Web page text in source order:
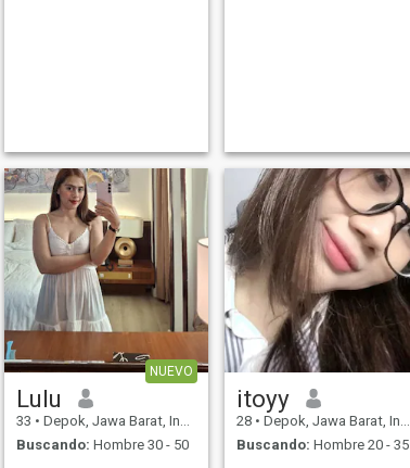
NUEVO
Lulu
33 • Depok, Jawa Barat, Indonesia
Buscando: Hombre 30 - 50
itoyy
28 • Depok, Jawa Barat, Indonesia
Buscando: Hombre 20 - 35